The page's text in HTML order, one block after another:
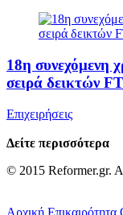
18η συνεχόμενη
σειρά δεικτών
Επιχειρήσεις
Δείτε περισσότερα
© 2015 Reformer.gr.
Αρχική Επικαιρότητα